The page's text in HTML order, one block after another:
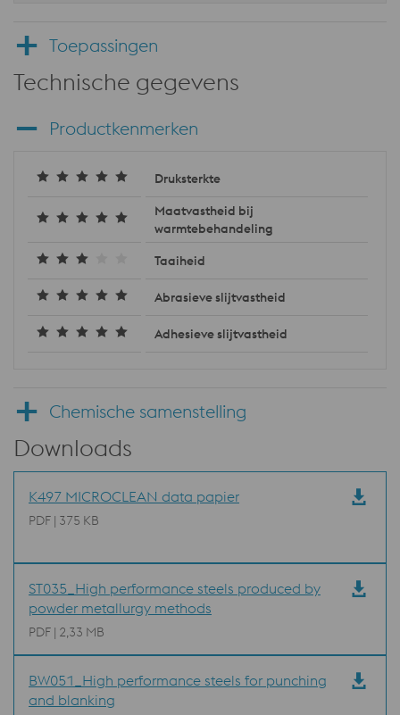
Toepassingen
Technische gegevens
Productkenmerken
Druksterkte
Maatvastheid bij
warmtebehandeling
Taaiheid
Abrasieve slijtvastheid
Adhesieve slijtvastheid
Chemische samenstelling
Downloads
K497 MICROCLEAN data papier
PDF | 375 KB
ST035_High performance steels produced by
powder metallurgy methods
PDF | 2,33 MB
BW051_High performance steels for punching
and blanking